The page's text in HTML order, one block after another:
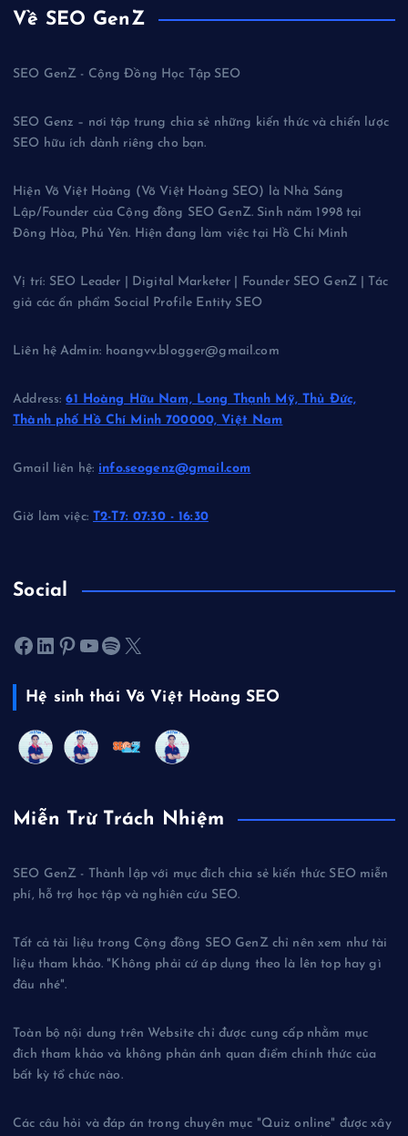
Về SEO GenZ
SEO GenZ - Cộng Đồng Học Tập SEO
SEO Genz – nơi tập trung chia sẻ những kiến thức và chiến lược
SEO hữu ích dành riêng cho bạn.
Hiện Võ Việt Hoàng (Võ Việt Hoàng SEO) là Nhà Sáng
Lập/Founder của Cộng đồng SEO GenZ. Sinh năm 1998 tại
Đông Hòa, Phú Yên. Hiện đang làm việc tại Hồ Chí Minh
Vị trí: SEO Leader | Digital Marketer | Founder SEO GenZ | Tác
giả các ấn phẩm Social Profile Entity SEO
Liên hệ Admin: hoangvv.blogger@gmail.com
Address:61 Hoàng Hữu Nam, Long Thạnh Mỹ, Thủ Đức,
Thành phố Hồ Chí Minh 700000, Việt Nam
Gmail liên hệ: info.seogenz@gmail.com
Giờ làm việc:T2-T7: 07:30 - 16:30
Social
Facebook LinkedIn Pinterest Youtube Spotify X
Hệ sinh thái Võ Việt Hoàng SEO
Miễn Trừ Trách Nhiệm
SEO GenZ - Thành lập với mục đích chia sẻ kiến thức SEO miễn
phí, hỗ trợ học tập và nghiên cứu SEO.
Tất cả tài liệu trong Cộng đồng SEO GenZ chỉ nên xem như tài
liệu tham khảo. "Không phải cứ áp dụng theo là lên top hay gì
đâu nhé".
Toàn bộ nội dung trên Website chỉ được cung cấp nhằm mục
đích tham khảo và không phản ánh quan điểm chính thức của
bất kỳ tổ chức nào.
Các câu hỏi và đáp án trong chuyên mục "Quiz online" được xây